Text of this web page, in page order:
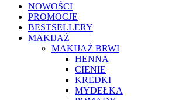
NOWOŚCI
PROMOCJE
BESTSELLERY
MAKIJAŻ
MAKIJAŻ BRWI
HENNA
CIENIE
KREDKI
MYDEŁKA